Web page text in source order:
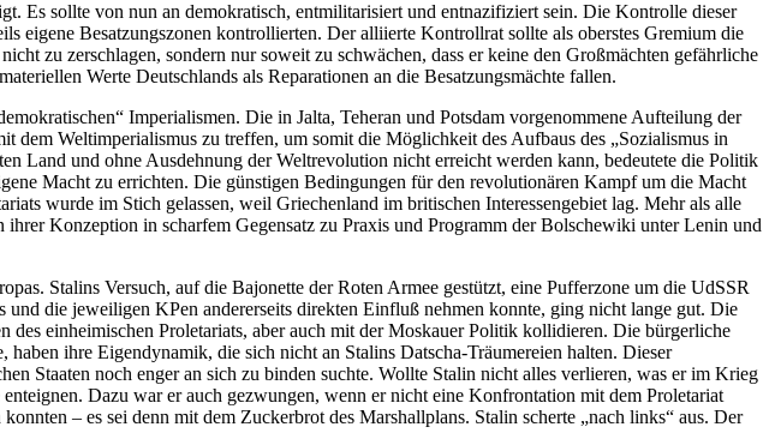
Es sollte von nun an demokratisch, entmilitarisiert und entnazifiziert sein. Die Kontrolle dieser
eigene Besatzungszonen kontrollierten. Der alliierte Kontrollrat sollte als oberstes Gremium die
zu zerschlagen, sondern nur soweit zu schwächen, dass er keine den Großmächten gefährliche
Werte Deutschlands als Reparationen an die Besatzungsmächte fallen.
Imperialismen. Die in Jalta, Teheran und Potsdam vorgenommene Aufteilung der
dem Weltimperialismus zu treffen, um somit die Möglichkeit des Aufbaus des „Sozialismus in
Land und ohne Ausdehnung der Weltrevolution nicht erreicht werden kann, bedeutete die Politik
Macht zu errichten. Die günstigen Bedingungen für den revolutionären Kampf um die Macht
wurde im Stich gelassen, weil Griechenland im britischen Interessengebiet lag. Mehr als alle
Konzeption in scharfem Gegensatz zu Praxis und Programm der Bolschewiki unter Lenin und
Stalins Versuch, auf die Bajonette der Roten Armee gestützt, eine Pufferzone um die UdSSR
die jeweiligen KPen andererseits direkten Einfluß nehmen konnte, ging nicht lange gut. Die
des einheimischen Proletariats, aber auch mit der Moskauer Politik kollidieren. Die bürgerliche
ihre Eigendynamik, die sich nicht an Stalins Datscha-Träumereien halten. Dieser
Staaten noch enger an sich zu binden suchte. Wollte Stalin nicht alles verlieren, was er im Krieg
Dazu war er auch gezwungen, wenn er nicht eine Konfrontation mit dem Proletariat
– es sei denn mit dem Zuckerbrot des Marshallplans. Stalin scherte „nach links“ aus. Der